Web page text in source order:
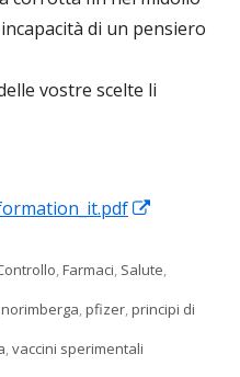
di un pensiero
vostre scelte li
una
nuova
,Farmaci, Salute,
norimberga,pfizer,principi di
,vaccini sperimentali